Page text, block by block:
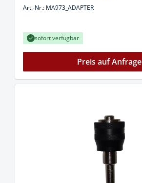
Art.-Nr.: MA973_ADAPTER
sofort verfügbar
Preis auf Anfrage